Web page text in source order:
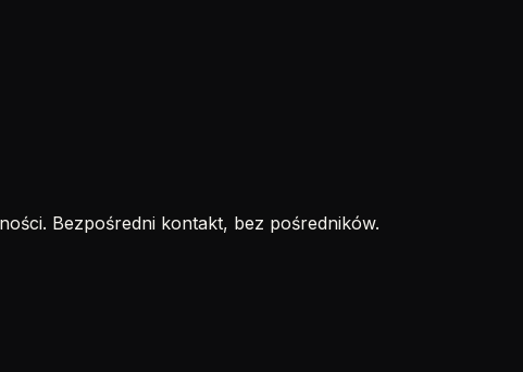
Bezpośredni kontakt, bez pośredników.